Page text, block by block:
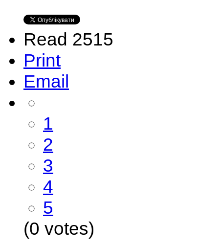
Read 2515
Print
Email
1
2
3
4
5
(0 votes)